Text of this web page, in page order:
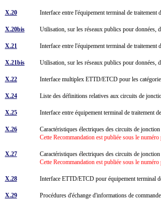
X.20 Interface entre l'équipement terminal de
X.20bis Utilisation, sur les réseaux publics pour données,
X.21 Interface entre l'équipement terminal de
X.21bis Utilisation, sur les réseaux publics pour données,
X.22 Interface multiplex ETTD/ETCD pour les
X.24 Liste des définitions relatives aux circuits de
X.25 Interface entre équipement terminal de traitement
X.26
Caractéristiques électriques des circuits de
Cette Recommandation est publiée sous le
X.27
Caractéristiques électriques des circuits de
Cette Recommandation est publiée sous le numéro
X.28 Interface ETTD/ETCD pour équipement terminal
X.29 Procédures d'échange d'informations de